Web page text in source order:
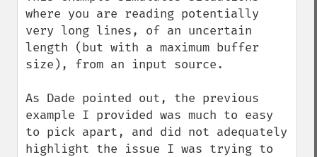
where you are reading potentially
very long lines, of an uncertain
length (but with a maximum buffer
size), from an input source.
As Dade pointed out, the previous
example I provided was much to easy
to pick apart, and did not adequately
highlight the issue I was trying to